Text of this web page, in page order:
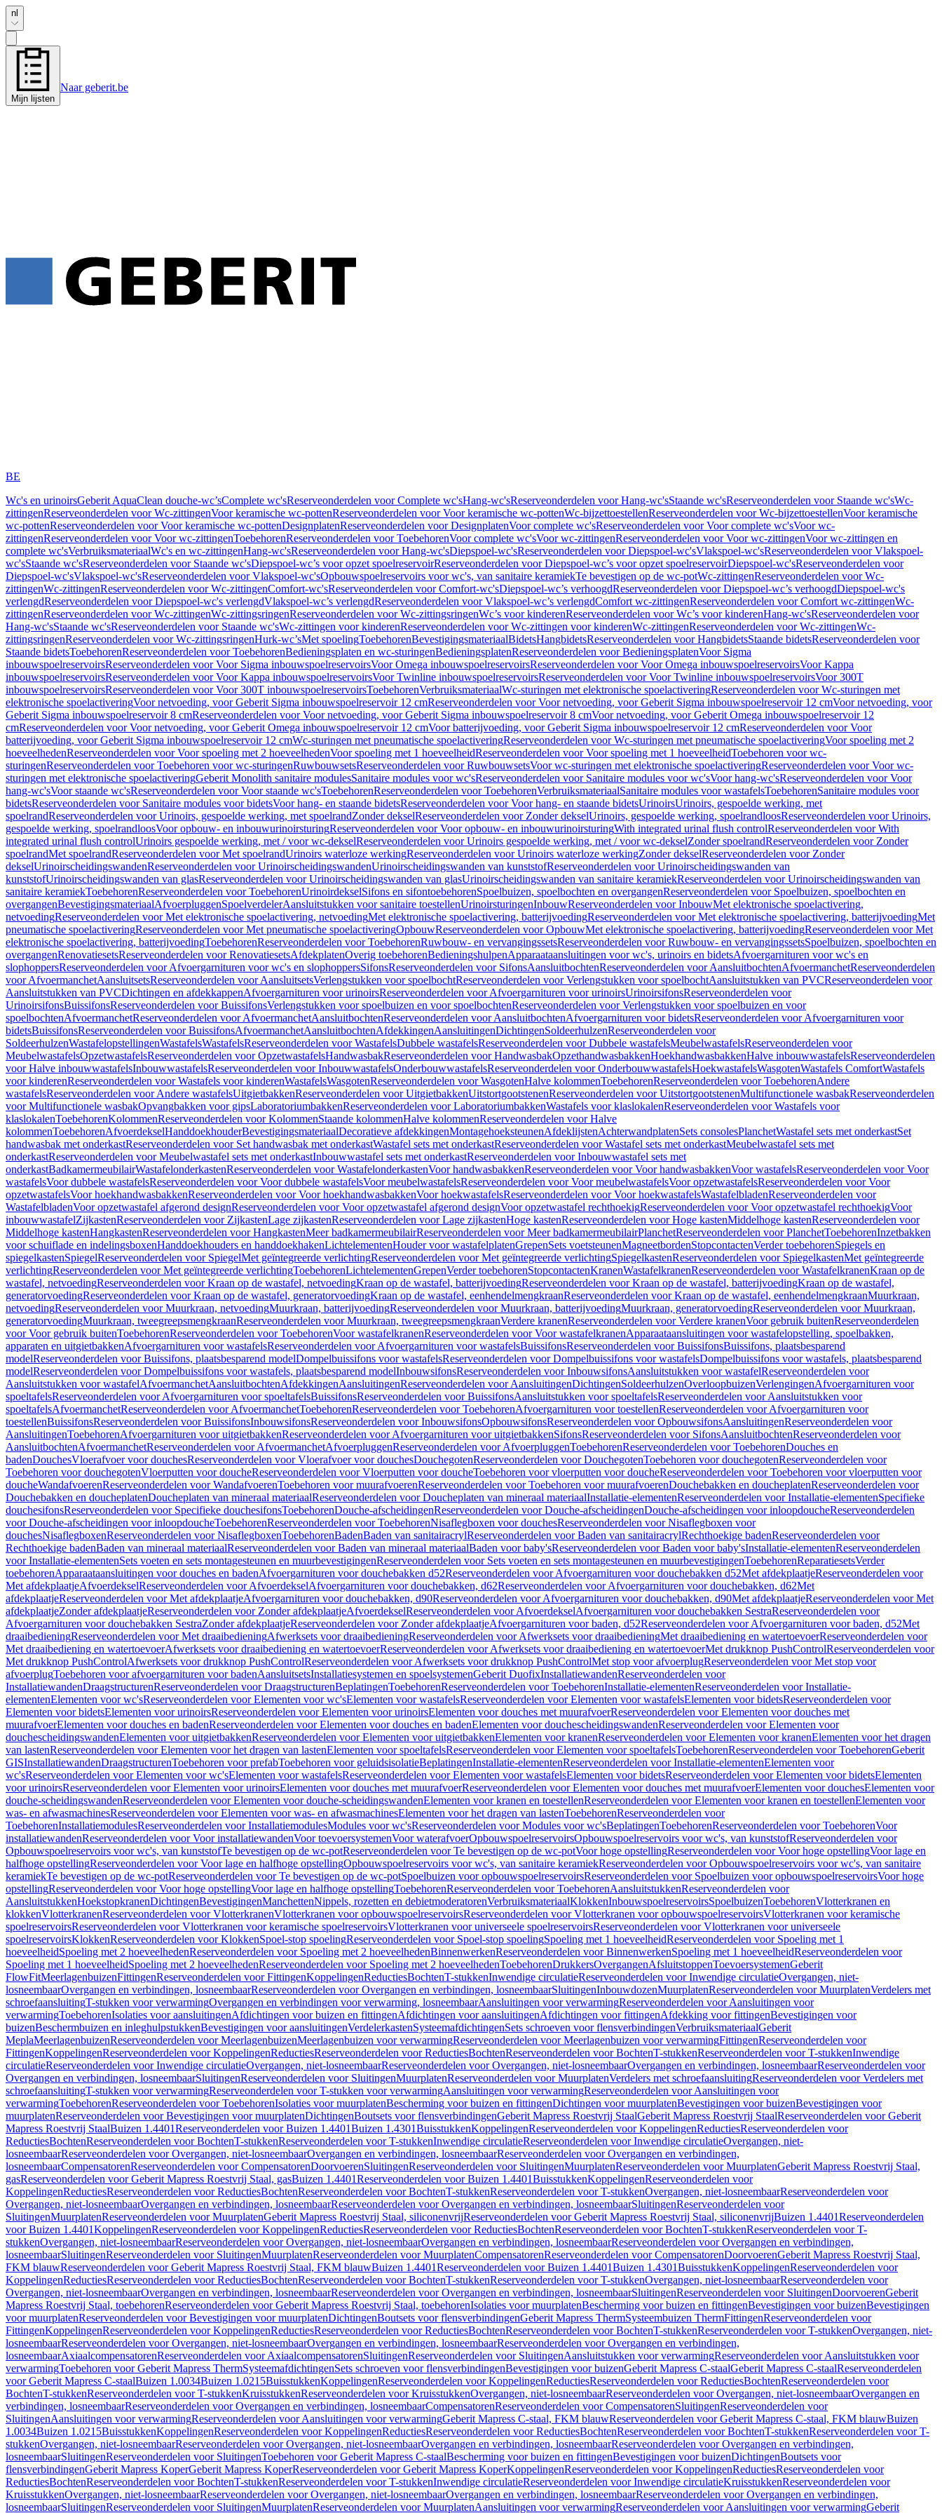
nl
Mijn lijsten
Naar geberit.be
BE
Wc's en urinoirsGeberit AquaClean douche-wc’sComplete wc'sReserveonderdelen voor Complete wc'sHang-wc'sReserveonderdelen voor Hang-wc'sStaande wc'sReserveonderdelen voor Staande wc'sWc-
zittingenReserveonderdelen voor Wc-zittingenVoor keramische wc-pottenReserveonderdelen voor Voor keramische wc-pottenWc-bijzettoestellenReserveonderdelen voor Wc-bijzettoestellenVoor keramische
wc-pottenReserveonderdelen voor Voor keramische wc-pottenDesignplatenReserveonderdelen voor DesignplatenVoor complete wc'sReserveonderdelen voor Voor complete wc'sVoor wc-
zittingenReserveonderdelen voor Voor wc-zittingenToebehorenReserveonderdelen voor ToebehorenVoor complete wc'sVoor wc-zittingenReserveonderdelen voor Voor wc-zittingenVoor wc-zittingen en
complete wc'sVerbruiksmateriaalWc's en wc-zittingenHang-wc'sReserveonderdelen voor Hang-wc'sDiepspoel-wc'sReserveonderdelen voor Diepspoel-wc'sVlakspoel-wc'sReserveonderdelen voor Vlakspoel-
wc'sStaande wc'sReserveonderdelen voor Staande wc'sDiepspoel-wc’s voor opzet spoelreservoirReserveonderdelen voor Diepspoel-wc’s voor opzet spoelreservoirDiepspoel-wc'sReserveonderdelen voor
Diepspoel-wc'sVlakspoel-wc'sReserveonderdelen voor Vlakspoel-wc'sOpbouwspoelreservoirs voor wc's, van sanitaire keramiekTe bevestigen op de wc-potWc-zittingenReserveonderdelen voor Wc-
zittingenWc-zittingenReserveonderdelen voor Wc-zittingenComfort-wc'sReserveonderdelen voor Comfort-wc'sDiepspoel-wc’s verhoogdReserveonderdelen voor Diepspoel-wc’s verhoogdDiepspoel-wc's
verlengdReserveonderdelen voor Diepspoel-wc's verlengdVlakspoel-wc’s verlengdReserveonderdelen voor Vlakspoel-wc’s verlengdComfort wc-zittingenReserveonderdelen voor Comfort wc-zittingenWc-
zittingenReserveonderdelen voor Wc-zittingenWc-zittingsringenReserveonderdelen voor Wc-zittingsringenWc’s voor kinderenReserveonderdelen voor Wc’s voor kinderenHang-wc'sReserveonderdelen voor
Hang-wc'sStaande wc'sReserveonderdelen voor Staande wc'sWc-zittingen voor kinderenReserveonderdelen voor Wc-zittingen voor kinderenWc-zittingenReserveonderdelen voor Wc-zittingenWc-
zittingsringenReserveonderdelen voor Wc-zittingsringenHurk-wc’sMet spoelingToebehorenBevestigingsmateriaalBidetsHangbidetsReserveonderdelen voor HangbidetsStaande bidetsReserveonderdelen voor
Staande bidetsToebehorenReserveonderdelen voor ToebehorenBedieningsplaten en wc-sturingenBedieningsplatenReserveonderdelen voor BedieningsplatenVoor Sigma
inbouwspoelreservoirsReserveonderdelen voor Voor Sigma inbouwspoelreservoirsVoor Omega inbouwspoelreservoirsReserveonderdelen voor Voor Omega inbouwspoelreservoirsVoor Kappa
inbouwspoelreservoirsReserveonderdelen voor Voor Kappa inbouwspoelreservoirsVoor Twinline inbouwspoelreservoirsReserveonderdelen voor Voor Twinline inbouwspoelreservoirsVoor 300T
inbouwspoelreservoirsReserveonderdelen voor Voor 300T inbouwspoelreservoirsToebehorenVerbruiksmateriaalWc-sturingen met elektronische spoelactiveringReserveonderdelen voor Wc-sturingen met
elektronische spoelactiveringVoor netvoeding, voor Geberit Sigma inbouwspoelreservoir 12 cmReserveonderdelen voor Voor netvoeding, voor Geberit Sigma inbouwspoelreservoir 12 cmVoor netvoeding, voor
Geberit Sigma inbouwspoelreservoir 8 cmReserveonderdelen voor Voor netvoeding, voor Geberit Sigma inbouwspoelreservoir 8 cmVoor netvoeding, voor Geberit Omega inbouwspoelreservoir 12
cmReserveonderdelen voor Voor netvoeding, voor Geberit Omega inbouwspoelreservoir 12 cmVoor batterijvoeding, voor Geberit Sigma inbouwspoelreservoir 12 cmReserveonderdelen voor Voor
batterijvoeding, voor Geberit Sigma inbouwspoelreservoir 12 cmWc-sturingen met pneumatische spoelactiveringReserveonderdelen voor Wc-sturingen met pneumatische spoelactiveringVoor spoeling met 2
hoeveelhedenReserveonderdelen voor Voor spoeling met 2 hoeveelhedenVoor spoeling met 1 hoeveelheidReserveonderdelen voor Voor spoeling met 1 hoeveelheidToebehoren voor wc-
sturingenReserveonderdelen voor Toebehoren voor wc-sturingenRuwbouwsetsReserveonderdelen voor RuwbouwsetsVoor wc-sturingen met elektronische spoelactiveringReserveonderdelen voor Voor wc-
sturingen met elektronische spoelactiveringGeberit Monolith sanitaire modulesSanitaire modules voor wc'sReserveonderdelen voor Sanitaire modules voor wc'sVoor hang-wc'sReserveonderdelen voor Voor
hang-wc'sVoor staande wc'sReserveonderdelen voor Voor staande wc'sToebehorenReserveonderdelen voor ToebehorenVerbruiksmateriaalSanitaire modules voor wastafelsToebehorenSanitaire modules voor
bidetsReserveonderdelen voor Sanitaire modules voor bidetsVoor hang- en staande bidetsReserveonderdelen voor Voor hang- en staande bidetsUrinoirsUrinoirs, gespoelde werking, met
spoelrandReserveonderdelen voor Urinoirs, gespoelde werking, met spoelrandZonder dekselReserveonderdelen voor Zonder dekselUrinoirs, gespoelde werking, spoelrandloosReserveonderdelen voor Urinoirs,
gespoelde werking, spoelrandloosVoor opbouw- en inbouwurinoirsturingReserveonderdelen voor Voor opbouw- en inbouwurinoirsturingWith integrated urinal flush controlReserveonderdelen voor With
integrated urinal flush controlUrinoirs gespoelde werking, met / voor wc-dekselReserveonderdelen voor Urinoirs gespoelde werking, met / voor wc-dekselZonder spoelrandReserveonderdelen voor Zonder
spoelrandMet spoelrandReserveonderdelen voor Met spoelrandUrinoirs waterloze werkingReserveonderdelen voor Urinoirs waterloze werkingZonder dekselReserveonderdelen voor Zonder
dekselUrinoirscheidingswandenReserveonderdelen voor UrinoirscheidingswandenUrinoirscheidingswanden van kunststofReserveonderdelen voor Urinoirscheidingswanden van
kunststofUrinoirscheidingswanden van glasReserveonderdelen voor Urinoirscheidingswanden van glasUrinoirscheidingswanden van sanitaire keramiekReserveonderdelen voor Urinoirscheidingswanden van
sanitaire keramiekToebehorenReserveonderdelen voor ToebehorenUrinoirdekselSifons en sifontoebehorenSpoelbuizen, spoelbochten en overgangenReserveonderdelen voor Spoelbuizen, spoelbochten en
overgangenBevestigingsmateriaalAfvoerpluggenSpoelverdelerAansluitstukken voor sanitaire toestellenUrinoirsturingenInbouwReserveonderdelen voor InbouwMet elektronische spoelactivering,
netvoedingReserveonderdelen voor Met elektronische spoelactivering, netvoedingMet elektronische spoelactivering, batterijvoedingReserveonderdelen voor Met elektronische spoelactivering, batterijvoedingMet
pneumatische spoelactiveringReserveonderdelen voor Met pneumatische spoelactiveringOpbouwReserveonderdelen voor OpbouwMet elektronische spoelactivering, batterijvoedingReserveonderdelen voor Met
elektronische spoelactivering, batterijvoedingToebehorenReserveonderdelen voor ToebehorenRuwbouw- en vervangingssetsReserveonderdelen voor Ruwbouw- en vervangingssetsSpoelbuizen, spoelbochten en
overgangenRenovatiesetsReserveonderdelen voor RenovatiesetsAfdekplatenOverig toebehorenBedieningshulpenApparaataansluitingen voor wc's, urinoirs en bidetsAfvoergarnituren voor wc's en
slophoppersReserveonderdelen voor Afvoergarnituren voor wc's en slophoppersSifonsReserveonderdelen voor SifonsAansluitbochtenReserveonderdelen voor AansluitbochtenAfvoermanchetReserveonderdelen
voor AfvoermanchetAansluitsetsReserveonderdelen voor AansluitsetsVerlengstukken voor spoelbochtReserveonderdelen voor Verlengstukken voor spoelbochtAansluitstukken van PVCReserveonderdelen voor
Aansluitstukken van PVCDichtingen en afdekkappenAfvoergarnituren voor urinoirsReserveonderdelen voor Afvoergarnituren voor urinoirsUrinoirsifonsReserveonderdelen voor
UrinoirsifonsBuissifonsReserveonderdelen voor BuissifonsVerlengstukken voor spoelbuizen en voor spoelbochtenReserveonderdelen voor Verlengstukken voor spoelbuizen en voor
spoelbochtenAfvoermanchetReserveonderdelen voor AfvoermanchetAansluitbochtenReserveonderdelen voor AansluitbochtenAfvoergarnituren voor bidetsReserveonderdelen voor Afvoergarnituren voor
bidetsBuissifonsReserveonderdelen voor BuissifonsAfvoermanchetAansluitbochtenAfdekkingenAansluitingenDichtingenSoldeerhulzenReserveonderdelen voor
SoldeerhulzenWastafelopstellingenWastafelsWastafelsReserveonderdelen voor WastafelsDubbele wastafelsReserveonderdelen voor Dubbele wastafelsMeubelwastafelsReserveonderdelen voor
MeubelwastafelsOpzetwastafelsReserveonderdelen voor OpzetwastafelsHandwasbakReserveonderdelen voor HandwasbakOpzethandwasbakkenHoekhandwasbakkenHalve inbouwwastafelsReserveonderdelen
voor Halve inbouwwastafelsInbouwwastafelsReserveonderdelen voor InbouwwastafelsOnderbouwwastafelsReserveonderdelen voor OnderbouwwastafelsHoekwastafelsWasgotenWastafels ComfortWastafels
voor kinderenReserveonderdelen voor Wastafels voor kinderenWastafelsWasgotenReserveonderdelen voor WasgotenHalve kolommenToebehorenReserveonderdelen voor ToebehorenAndere
wastafelsReserveonderdelen voor Andere wastafelsUitgietbakkenReserveonderdelen voor UitgietbakkenUitstortgootstenenReserveonderdelen voor UitstortgootstenenMultifunctionele wasbakReserveonderdelen
voor Multifunctionele wasbakOpvangbakken voor gipsLaboratoriumbakkenReserveonderdelen voor LaboratoriumbakkenWastafels voor klaslokalenReserveonderdelen voor Wastafels voor
klaslokalenToebehorenKolommenReserveonderdelen voor KolommenStaande kolommenHalve kolommenReserveonderdelen voor Halve
kolommenToebehorenAfvoerdekselHanddoekhouderBevestigingsmateriaalDecoratieve afdekkingenMontagehoeksteunenAfdeklijstenAchterwandplatenSets consolesPlanchetWastafel sets met onderkastSet
handwasbak met onderkastReserveonderdelen voor Set handwasbak met onderkastWastafel sets met onderkastReserveonderdelen voor Wastafel sets met onderkastMeubelwastafel sets met
onderkastReserveonderdelen voor Meubelwastafel sets met onderkastInbouwwastafel sets met onderkastReserveonderdelen voor Inbouwwastafel sets met
onderkastBadkamermeubilairWastafelonderkastenReserveonderdelen voor WastafelonderkastenVoor handwasbakkenReserveonderdelen voor Voor handwasbakkenVoor wastafelsReserveonderdelen voor Voor
wastafelsVoor dubbele wastafelsReserveonderdelen voor Voor dubbele wastafelsVoor meubelwastafelsReserveonderdelen voor Voor meubelwastafelsVoor opzetwastafelsReserveonderdelen voor Voor
opzetwastafelsVoor hoekhandwasbakkenReserveonderdelen voor Voor hoekhandwasbakkenVoor hoekwastafelsReserveonderdelen voor Voor hoekwastafelsWastafelbladenReserveonderdelen voor
WastafelbladenVoor opzetwastafel afgerond designReserveonderdelen voor Voor opzetwastafel afgerond designVoor opzetwastafel rechthoekigReserveonderdelen voor Voor opzetwastafel rechthoekigVoor
inbouwwastafelZijkastenReserveonderdelen voor ZijkastenLage zijkastenReserveonderdelen voor Lage zijkastenHoge kastenReserveonderdelen voor Hoge kastenMiddelhoge kastenReserveonderdelen voor
Middelhoge kastenHangkastenReserveonderdelen voor HangkastenMeer badkamermeubilairReserveonderdelen voor Meer badkamermeubilairPlanchetReserveonderdelen voor PlanchetToebehorenInzetbakken
voor schuiflade en indelingsboxenHanddoekhouders en handdoekhakenLichtelementenHouder voor wastafelplatenGrepenSets voetsteunenMagneetbordenStopcontactenVerder toebehorenSpiegels en
spiegelkastenSpiegelReserveonderdelen voor SpiegelMet geïntegreerde verlichtingReserveonderdelen voor Met geïntegreerde verlichtingSpiegelkastenReserveonderdelen voor SpiegelkastenMet geïntegreerde
verlichtingReserveonderdelen voor Met geïntegreerde verlichtingToebehorenLichtelementenGrepenVerder toebehorenStopcontactenKranenWastafelkranenReserveonderdelen voor WastafelkranenKraan op de
wastafel, netvoedingReserveonderdelen voor Kraan op de wastafel, netvoedingKraan op de wastafel, batterijvoedingReserveonderdelen voor Kraan op de wastafel, batterijvoedingKraan op de wastafel,
generatorvoedingReserveonderdelen voor Kraan op de wastafel, generatorvoedingKraan op de wastafel, eenhendelmengkraanReserveonderdelen voor Kraan op de wastafel, eenhendelmengkraanMuurkraan,
netvoedingReserveonderdelen voor Muurkraan, netvoedingMuurkraan, batterijvoedingReserveonderdelen voor Muurkraan, batterijvoedingMuurkraan, generatorvoedingReserveonderdelen voor Muurkraan,
generatorvoedingMuurkraan, tweegreepsmengkraanReserveonderdelen voor Muurkraan, tweegreepsmengkraanVerdere kranenReserveonderdelen voor Verdere kranenVoor gebruik buitenReserveonderdelen
voor Voor gebruik buitenToebehorenReserveonderdelen voor ToebehorenVoor wastafelkranenReserveonderdelen voor Voor wastafelkranenApparaataansluitingen voor wastafelopstelling, spoelbakken,
apparaten en uitgietbakkenAfvoergarnituren voor wastafelsReserveonderdelen voor Afvoergarnituren voor wastafelsBuissifonsReserveonderdelen voor BuissifonsBuissifons, plaatsbesparend
modelReserveonderdelen voor Buissifons, plaatsbesparend modelDompelbuissifons voor wastafelsReserveonderdelen voor Dompelbuissifons voor wastafelsDompelbuissifons voor wastafels, plaatsbesparend
modelReserveonderdelen voor Dompelbuissifons voor wastafels, plaatsbesparend modelInbouwsifonsReserveonderdelen voor InbouwsifonsAansluitstukken voor wastafelReserveonderdelen voor
Aansluitstukken voor wastafelAfvoermanchetAansluitbochtenAfdekkingenAansluitingenReserveonderdelen voor AansluitingenDichtingenSoldeerhulzenOverloopbuizenVerlengingenAfvoergarnituren voor
spoeltafelsReserveonderdelen voor Afvoergarnituren voor spoeltafelsBuissifonsReserveonderdelen voor BuissifonsAansluitstukken voor spoeltafelsReserveonderdelen voor Aansluitstukken voor
spoeltafelsAfvoermanchetReserveonderdelen voor AfvoermanchetToebehorenReserveonderdelen voor ToebehorenAfvoergarnituren voor toestellenReserveonderdelen voor Afvoergarnituren voor
toestellenBuissifonsReserveonderdelen voor BuissifonsInbouwsifonsReserveonderdelen voor InbouwsifonsOpbouwsifonsReserveonderdelen voor OpbouwsifonsAansluitingenReserveonderdelen voor
AansluitingenToebehorenAfvoergarnituren voor uitgietbakkenReserveonderdelen voor Afvoergarnituren voor uitgietbakkenSifonsReserveonderdelen voor SifonsAansluitbochtenReserveonderdelen voor
AansluitbochtenAfvoermanchetReserveonderdelen voor AfvoermanchetAfvoerpluggenReserveonderdelen voor AfvoerpluggenToebehorenReserveonderdelen voor ToebehorenDouches en
badenDouchesVloerafvoer voor douchesReserveonderdelen voor Vloerafvoer voor douchesDouchegotenReserveonderdelen voor DouchegotenToebehoren voor douchegotenReserveonderdelen voor
Toebehoren voor douchegotenVloerputten voor doucheReserveonderdelen voor Vloerputten voor doucheToebehoren voor vloerputten voor doucheReserveonderdelen voor Toebehoren voor vloerputten voor
doucheWandafvoerenReserveonderdelen voor WandafvoerenToebehoren voor muurafvoerenReserveonderdelen voor Toebehoren voor muurafvoerenDouchebakken en doucheplatenReserveonderdelen voor
Douchebakken en doucheplatenDoucheplaten van mineraal materiaalReserveonderdelen voor Doucheplaten van mineraal materiaalInstallatie-elementenReserveonderdelen voor Installatie-elementenSpecifieke
douchesifonsReserveonderdelen voor Specifieke douchesifonsToebehorenDouche-afscheidingenReserveonderdelen voor Douche-afscheidingenDouche-afscheidingen voor inloopdoucheReserveonderdelen
voor Douche-afscheidingen voor inloopdoucheToebehorenReserveonderdelen voor ToebehorenNisaflegboxen voor douchesReserveonderdelen voor Nisaflegboxen voor
douchesNisaflegboxenReserveonderdelen voor NisaflegboxenToebehorenBadenBaden van sanitairacrylReserveonderdelen voor Baden van sanitairacrylRechthoekige badenReserveonderdelen voor
Rechthoekige badenBaden van mineraal materiaalReserveonderdelen voor Baden van mineraal materiaalBaden voor baby'sReserveonderdelen voor Baden voor baby'sInstallatie-elementenReserveonderdelen
voor Installatie-elementenSets voeten en sets montagesteunen en muurbevestigingenReserveonderdelen voor Sets voeten en sets montagesteunen en muurbevestigingenToebehorenReparatiesetsVerder
toebehorenApparaataansluitingen voor douches en badenAfvoergarnituren voor douchebakken d52Reserveonderdelen voor Afvoergarnituren voor douchebakken d52Met afdekplaatjeReserveonderdelen voor
Met afdekplaatjeAfvoerdekselReserveonderdelen voor AfvoerdekselAfvoergarnituren voor douchebakken, d62Reserveonderdelen voor Afvoergarnituren voor douchebakken, d62Met
afdekplaatjeReserveonderdelen voor Met afdekplaatjeAfvoergarnituren voor douchebakken, d90Reserveonderdelen voor Afvoergarnituren voor douchebakken, d90Met afdekplaatjeReserveonderdelen voor Met
afdekplaatjeZonder afdekplaatjeReserveonderdelen voor Zonder afdekplaatjeAfvoerdekselReserveonderdelen voor AfvoerdekselAfvoergarnituren voor douchebakken SestraReserveonderdelen voor
Afvoergarnituren voor douchebakken SestraZonder afdekplaatjeReserveonderdelen voor Zonder afdekplaatjeAfvoergarnituren voor baden, d52Reserveonderdelen voor Afvoergarnituren voor baden, d52Met
draaibedieningReserveonderdelen voor Met draaibedieningAfwerksets voor draaibedieningReserveonderdelen voor Afwerksets voor draaibedieningMet draaibediening en watertoevoerReserveonderdelen voor
Met draaibediening en watertoevoerAfwerksets voor draaibediening en watertoevoerReserveonderdelen voor Afwerksets voor draaibediening en watertoevoerMet drukknop PushControlReserveonderdelen voor
Met drukknop PushControlAfwerksets voor drukknop PushControlReserveonderdelen voor Afwerksets voor drukknop PushControlMet stop voor afvoerplugReserveonderdelen voor Met stop voor
afvoerplugToebehoren voor afvoergarnituren voor badenAansluitsetsInstallatiesystemen en spoelsystemenGeberit DuofixInstallatiewandenReserveonderdelen voor
InstallatiewandenDraagstructurenReserveonderdelen voor DraagstructurenBeplatingenToebehorenReserveonderdelen voor ToebehorenInstallatie-elementenReserveonderdelen voor Installatie-
elementenElementen voor wc'sReserveonderdelen voor Elementen voor wc'sElementen voor wastafelsReserveonderdelen voor Elementen voor wastafelsElementen voor bidetsReserveonderdelen voor
Elementen voor bidetsElementen voor urinoirsReserveonderdelen voor Elementen voor urinoirsElementen voor douches met muurafvoerReserveonderdelen voor Elementen voor douches met
muurafvoerElementen voor douches en badenReserveonderdelen voor Elementen voor douches en badenElementen voor douchescheidingswandenReserveonderdelen voor Elementen voor
douchescheidingswandenElementen voor uitgietbakkenReserveonderdelen voor Elementen voor uitgietbakkenElementen voor kranenReserveonderdelen voor Elementen voor kranenElementen voor het dragen
van lastenReserveonderdelen voor Elementen voor het dragen van lastenElementen voor spoeltafelsReserveonderdelen voor Elementen voor spoeltafelsToebehorenReserveonderdelen voor ToebehorenGeberit
GISInstallatiewandenDraagstructurenToebehoren voor prefabToebehoren voor geluidsisolatieBeplatingenInstallatie-elementenReserveonderdelen voor Installatie-elementenElementen voor
wc'sReserveonderdelen voor Elementen voor wc'sElementen voor wastafelsReserveonderdelen voor Elementen voor wastafelsElementen voor bidetsReserveonderdelen voor Elementen voor bidetsElementen
voor urinoirsReserveonderdelen voor Elementen voor urinoirsElementen voor douches met muurafvoerReserveonderdelen voor Elementen voor douches met muurafvoerElementen voor douchesElementen voor
douche-scheidingswandenReserveonderdelen voor Elementen voor douche-scheidingswandenElementen voor kranen en toestellenReserveonderdelen voor Elementen voor kranen en toestellenElementen voor
was- en afwasmachinesReserveonderdelen voor Elementen voor was- en afwasmachinesElementen voor het dragen van lastenToebehorenReserveonderdelen voor
ToebehorenInstallatiemodulesReserveonderdelen voor InstallatiemodulesModules voor wc'sReserveonderdelen voor Modules voor wc'sBeplatingenToebehorenReserveonderdelen voor ToebehorenVoor
installatiewandenReserveonderdelen voor Voor installatiewandenVoor toevoersystemenVoor waterafvoerOpbouwspoelreservoirsOpbouwspoelreservoirs voor wc's, van kunststofReserveonderdelen voor
Opbouwspoelreservoirs voor wc's, van kunststofTe bevestigen op de wc-potReserveonderdelen voor Te bevestigen op de wc-potVoor hoge opstellingReserveonderdelen voor Voor hoge opstellingVoor lage en
halfhoge opstellingReserveonderdelen voor Voor lage en halfhoge opstellingOpbouwspoelreservoirs voor wc's, van sanitaire keramiekReserveonderdelen voor Opbouwspoelreservoirs voor wc's, van sanitaire
keramiekTe bevestigen op de wc-potReserveonderdelen voor Te bevestigen op de wc-potSpoelbuizen voor opbouwspoelreservoirsReserveonderdelen voor Spoelbuizen voor opbouwspoelreservoirsVoor hoge
opstellingReserveonderdelen voor Voor hoge opstellingVoor lage en halfhoge opstellingToebehorenReserveonderdelen voor ToebehorenAansluitstukkenReserveonderdelen voor
AansluitstukkenHoekstopkranenDichtingenBevestigingenManchettenNippels, rozetten en debietmoderatorenVerbruiksmateriaalKlokkenInbouwspoelreservoirsSpoelbuizenToebehorenVlotterkranen en
klokkenVlotterkranenReserveonderdelen voor VlotterkranenVlotterkranen voor opbouwspoelreservoirsReserveonderdelen voor Vlotterkranen voor opbouwspoelreservoirsVlotterkranen voor keramische
spoelreservoirsReserveonderdelen voor Vlotterkranen voor keramische spoelreservoirsVlotterkranen voor universeele spoelreservoirsReserveonderdelen voor Vlotterkranen voor universeele
spoelreservoirsKlokkenReserveonderdelen voor KlokkenSpoel-stop spoelingReserveonderdelen voor Spoel-stop spoelingSpoeling met 1 hoeveelheidReserveonderdelen voor Spoeling met 1
hoeveelheidSpoeling met 2 hoeveelhedenReserveonderdelen voor Spoeling met 2 hoeveelhedenBinnenwerkenReserveonderdelen voor BinnenwerkenSpoeling met 1 hoeveelheidReserveonderdelen voor
Spoeling met 1 hoeveelheidSpoeling met 2 hoeveelhedenReserveonderdelen voor Spoeling met 2 hoeveelhedenToebehorenDrukkersOvergangenAfsluitstoppenToevoersystemenGeberit
FlowFitMeerlagenbuizenFittingenReserveonderdelen voor FittingenKoppelingenReductiesBochtenT-stukkenInwendige circulatieReserveonderdelen voor Inwendige circulatieOvergangen, niet-
losneembaarOvergangen en verbindingen, losneembaarReserveonderdelen voor Overgangen en verbindingen, losneembaarSluitingenInbouwdozenMuurplatenReserveonderdelen voor MuurplatenVerdelers met
schroefaansluitingT-stukken voor verwarmingOvergangen en verbindingen voor verwarming, losneembaarAansluitingen voor verwarmingReserveonderdelen voor Aansluitingen voor
verwarmingToebehorenIsolaties voor aansluitingenAfdichtingen voor buizen en fittingenAfdichtingen voor aansluitingenAfdichtingen voor fittingenAfdekking voor fittingenBevestigingen voor
buizenBeschermbuizen en inleghulpstukkenBevestigingen voor aansluitingenVerdelerkastenSysteemafdichtingenSets schroeven voor flensverbindingenVerbruiksmateriaalGeberit
MeplaMeerlagenbuizenReserveonderdelen voor MeerlagenbuizenMeerlagenbuizen voor verwarmingReserveonderdelen voor Meerlagenbuizen voor verwarmingFittingenReserveonderdelen voor
FittingenKoppelingenReserveonderdelen voor KoppelingenReductiesReserveonderdelen voor ReductiesBochtenReserveonderdelen voor BochtenT-stukkenReserveonderdelen voor T-stukkenInwendige
circulatieReserveonderdelen voor Inwendige circulatieOvergangen, niet-losneembaarReserveonderdelen voor Overgangen, niet-losneembaarOvergangen en verbindingen, losneembaarReserveonderdelen voor
Overgangen en verbindingen, losneembaarSluitingenReserveonderdelen voor SluitingenMuurplatenReserveonderdelen voor MuurplatenVerdelers met schroefaansluitingReserveonderdelen voor Verdelers met
schroefaansluitingT-stukken voor verwarmingReserveonderdelen voor T-stukken voor verwarmingAansluitingen voor verwarmingReserveonderdelen voor Aansluitingen voor
verwarmingToebehorenReserveonderdelen voor ToebehorenIsolaties voor muurplatenBescherming voor buizen en fittingenDichtingen voor muurplatenBevestigingen voor buizenBevestigingen voor
muurplatenReserveonderdelen voor Bevestigingen voor muurplatenDichtingenBoutsets voor flensverbindingenGeberit Mapress Roestvrij StaalGeberit Mapress Roestvrij StaalReserveonderdelen voor Geberit
Mapress Roestvrij StaalBuizen 1.4401Reserveonderdelen voor Buizen 1.4401Buizen 1.4301BuisstukkenKoppelingenReserveonderdelen voor KoppelingenReductiesReserveonderdelen voor
ReductiesBochtenReserveonderdelen voor BochtenT-stukkenReserveonderdelen voor T-stukkenInwendige circulatieReserveonderdelen voor Inwendige circulatieOvergangen, niet-
losneembaarReserveonderdelen voor Overgangen, niet-losneembaarOvergangen en verbindingen, losneembaarReserveonderdelen voor Overgangen en verbindingen,
losneembaarCompensatorenReserveonderdelen voor CompensatorenDoorvoerenSluitingenReserveonderdelen voor SluitingenMuurplatenReserveonderdelen voor MuurplatenGeberit Mapress Roestvrij Staal,
gasReserveonderdelen voor Geberit Mapress Roestvrij Staal, gasBuizen 1.4401Reserveonderdelen voor Buizen 1.4401BuisstukkenKoppelingenReserveonderdelen voor
KoppelingenReductiesReserveonderdelen voor ReductiesBochtenReserveonderdelen voor BochtenT-stukkenReserveonderdelen voor T-stukkenOvergangen, niet-losneembaarReserveonderdelen voor
Overgangen, niet-losneembaarOvergangen en verbindingen, losneembaarReserveonderdelen voor Overgangen en verbindingen, losneembaarSluitingenReserveonderdelen voor
SluitingenMuurplatenReserveonderdelen voor MuurplatenGeberit Mapress Roestvrij Staal, siliconenvrijReserveonderdelen voor Geberit Mapress Roestvrij Staal, siliconenvrijBuizen 1.4401Reserveonderdelen
voor Buizen 1.4401KoppelingenReserveonderdelen voor KoppelingenReductiesReserveonderdelen voor ReductiesBochtenReserveonderdelen voor BochtenT-stukkenReserveonderdelen voor T-
stukkenOvergangen, niet-losneembaarReserveonderdelen voor Overgangen, niet-losneembaarOvergangen en verbindingen, losneembaarReserveonderdelen voor Overgangen en verbindingen,
losneembaarSluitingenReserveonderdelen voor SluitingenMuurplatenReserveonderdelen voor MuurplatenCompensatorenReserveonderdelen voor CompensatorenDoorvoerenGeberit Mapress Roestvrij Staal,
FKM blauwReserveonderdelen voor Geberit Mapress Roestvrij Staal, FKM blauwBuizen 1.4401Reserveonderdelen voor Buizen 1.4401Buizen 1.4301BuisstukkenKoppelingenReserveonderdelen voor
KoppelingenReductiesReserveonderdelen voor ReductiesBochtenReserveonderdelen voor BochtenT-stukkenReserveonderdelen voor T-stukkenOvergangen, niet-losneembaarReserveonderdelen voor
Overgangen, niet-losneembaarOvergangen en verbindingen, losneembaarReserveonderdelen voor Overgangen en verbindingen, losneembaarSluitingenReserveonderdelen voor SluitingenDoorvoerenGeberit
Mapress Roestvrij Staal, toebehorenReserveonderdelen voor Geberit Mapress Roestvrij Staal, toebehorenIsolaties voor muurplatenBescherming voor buizen en fittingenBevestigingen voor buizenBevestigingen
voor muurplatenReserveonderdelen voor Bevestigingen voor muurplatenDichtingenBoutsets voor flensverbindingenGeberit Mapress ThermSysteembuizen ThermFittingenReserveonderdelen voor
FittingenKoppelingenReserveonderdelen voor KoppelingenReductiesReserveonderdelen voor ReductiesBochtenReserveonderdelen voor BochtenT-stukkenReserveonderdelen voor T-stukkenOvergangen, niet-
losneembaarReserveonderdelen voor Overgangen, niet-losneembaarOvergangen en verbindingen, losneembaarReserveonderdelen voor Overgangen en verbindingen,
losneembaarAxiaalcompensatorenReserveonderdelen voor AxiaalcompensatorenSluitingenReserveonderdelen voor SluitingenAansluitstukken voor verwarmingReserveonderdelen voor Aansluitstukken voor
verwarmingToebehoren voor Geberit Mapress ThermSysteemafdichtingenSets schroeven voor flensverbindingenBevestigingen voor buizenGeberit Mapress C-staalGeberit Mapress C-staalReserveonderdelen
voor Geberit Mapress C-staalBuizen 1.0034Buizen 1.0215BuisstukkenKoppelingenReserveonderdelen voor KoppelingenReductiesReserveonderdelen voor ReductiesBochtenReserveonderdelen voor
BochtenT-stukkenReserveonderdelen voor T-stukkenKruisstukkenReserveonderdelen voor KruisstukkenOvergangen, niet-losneembaarReserveonderdelen voor Overgangen, niet-losneembaarOvergangen en
verbindingen, losneembaarReserveonderdelen voor Overgangen en verbindingen, losneembaarCompensatorenReserveonderdelen voor CompensatorenSluitingenReserveonderdelen voor
SluitingenAansluitingen voor verwarmingReserveonderdelen voor Aansluitingen voor verwarmingGeberit Mapress C-staal, FKM blauwReserveonderdelen voor Geberit Mapress C-staal, FKM blauwBuizen
1.0034Buizen 1.0215BuisstukkenKoppelingenReserveonderdelen voor KoppelingenReductiesReserveonderdelen voor ReductiesBochtenReserveonderdelen voor BochtenT-stukkenReserveonderdelen voor T-
stukkenOvergangen, niet-losneembaarReserveonderdelen voor Overgangen, niet-losneembaarOvergangen en verbindingen, losneembaarReserveonderdelen voor Overgangen en verbindingen,
losneembaarSluitingenReserveonderdelen voor SluitingenToebehoren voor Geberit Mapress C-staalBescherming voor buizen en fittingenBevestigingen voor buizenDichtingenBoutsets voor
flensverbindingenGeberit Mapress KoperGeberit Mapress KoperReserveonderdelen voor Geberit Mapress KoperKoppelingenReserveonderdelen voor KoppelingenReductiesReserveonderdelen voor
ReductiesBochtenReserveonderdelen voor BochtenT-stukkenReserveonderdelen voor T-stukkenInwendige circulatieReserveonderdelen voor Inwendige circulatieKruisstukkenReserveonderdelen voor
KruisstukkenOvergangen, niet-losneembaarReserveonderdelen voor Overgangen, niet-losneembaarOvergangen en verbindingen, losneembaarReserveonderdelen voor Overgangen en verbindingen,
losneembaarSluitingenReserveonderdelen voor SluitingenMuurplatenReserveonderdelen voor MuurplatenAansluitingen voor verwarmingReserveonderdelen voor Aansluitingen voor verwarmingGeberit